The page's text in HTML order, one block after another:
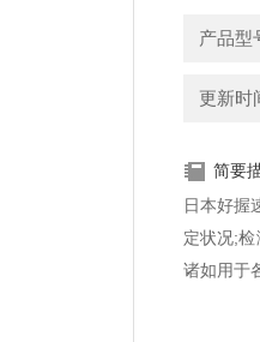
产品型
更新时
简要
日本好握
定状况;
诸如用于